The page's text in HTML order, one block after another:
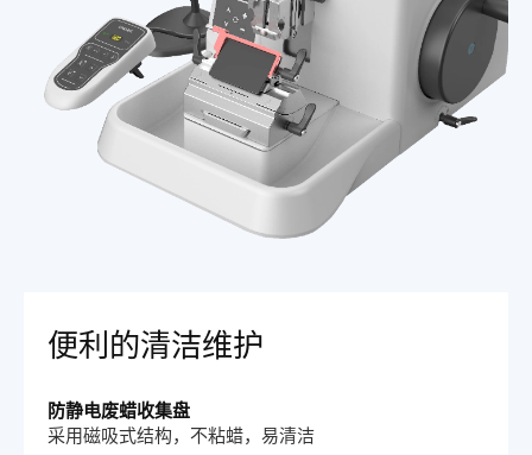
便利的清洁维护
防静电废蜡收集盘
采用磁吸式结构，不粘蜡，易清洁